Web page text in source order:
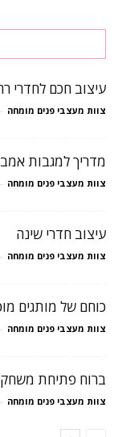
עיצוב חכם לחדרי
צוות מעצבי פנים מומחה -
מדריך למגבות
צוות מעצבי פנים מומחה -
עיצוב חדרי שינה
צוות מעצבי פנים מומחה -
כוחם של מותגים
צוות מעצבי פנים מומחה -
ברוח פתיחת משחקי
צוות מעצבי פנים מומחה -